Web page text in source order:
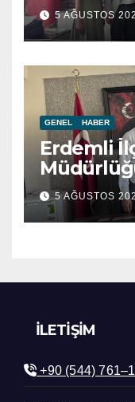
5 AĞUSTOS
GENEL HABER
Erdemli
5 AĞUSTOS
İLETIŞIM
+90 (544)